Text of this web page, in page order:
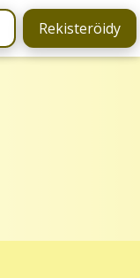
Rekisteröidy